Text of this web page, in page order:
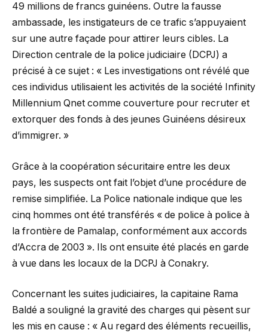
49 millions de francs guinéens. Outre la fausse
ambassade, les instigateurs de ce trafic s’appuyaient
sur une autre façade pour attirer leurs cibles. La
Direction centrale de la police judiciaire (DCPJ) a
précisé à ce sujet : « Les investigations ont révélé que
ces individus utilisaient les activités de la société Infinity
Millennium Qnet comme couverture pour recruter et
extorquer des fonds à des jeunes Guinéens désireux
d’immigrer. »
Grâce à la coopération sécuritaire entre les deux
pays, les suspects ont fait l’objet d’une procédure de
remise simplifiée. La Police nationale indique que les
cinq hommes ont été transférés « de police à police à
la frontière de Pamalap, conformément aux accords
d’Accra de 2003 ». Ils ont ensuite été placés en garde
à vue dans les locaux de la DCPJ à Conakry.
Concernant les suites judiciaires, la capitaine Rama
Baldé a souligné la gravité des charges qui pèsent sur
les mis en cause : « Au regard des éléments recueillis,